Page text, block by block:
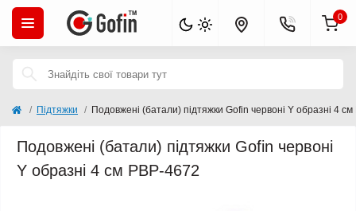
0
Підтяжки Подовжені (батали) підтяжки Gofin червоні Y образні 4
Подовжені (батали) підтяжки Gofin червоні
Y образні 4 см PBP-4672